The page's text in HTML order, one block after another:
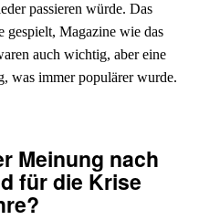
passieren würde. Das
gespielt, Magazine wie das
auch wichtig, aber eine
was immer populärer wurde.
Meinung nach
für die Krise